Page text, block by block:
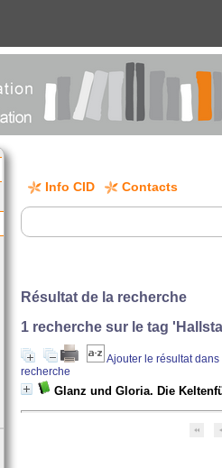
Info CID Contacts
Résultat de la recherche
1 recherche sur le tag
Ajouter le résultat
recherche
Glanz und Gloria. Die